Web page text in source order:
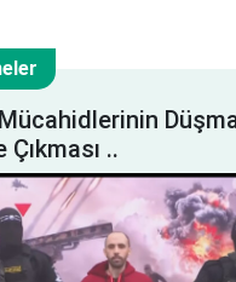
Çıkması ..